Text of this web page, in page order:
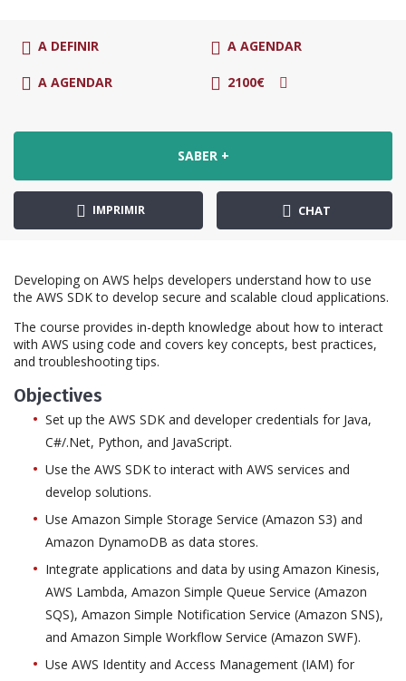
A DEFINIR A AGENDAR
A AGENDAR 2100€
SABER +
IMPRIMIR CHAT
Developing on AWS helps developers understand how to use
the AWS SDK to develop secure and scalable cloud applications.
The course provides in-depth knowledge about how to interact
with AWS using code and covers key concepts, best practices,
and troubleshooting tips.
Objectives
Set up the AWS SDK and developer credentials for Java,
C#/.Net, Python, and JavaScript.
Use the AWS SDK to interact with AWS services and
develop solutions.
Use Amazon Simple Storage Service (Amazon S3) and
Amazon DynamoDB as data stores.
Integrate applications and data by using Amazon Kinesis,
AWS Lambda, Amazon Simple Queue Service (Amazon
SQS), Amazon Simple Notification Service (Amazon SNS),
and Amazon Simple Workflow Service (Amazon SWF).
Use AWS Identity and Access Management (IAM) for